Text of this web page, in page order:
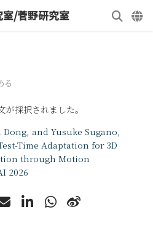
/菅野研究室
る
採択されました。
and Yusuke Sugano,
Time Adaptation for 3D
through Motion
2026